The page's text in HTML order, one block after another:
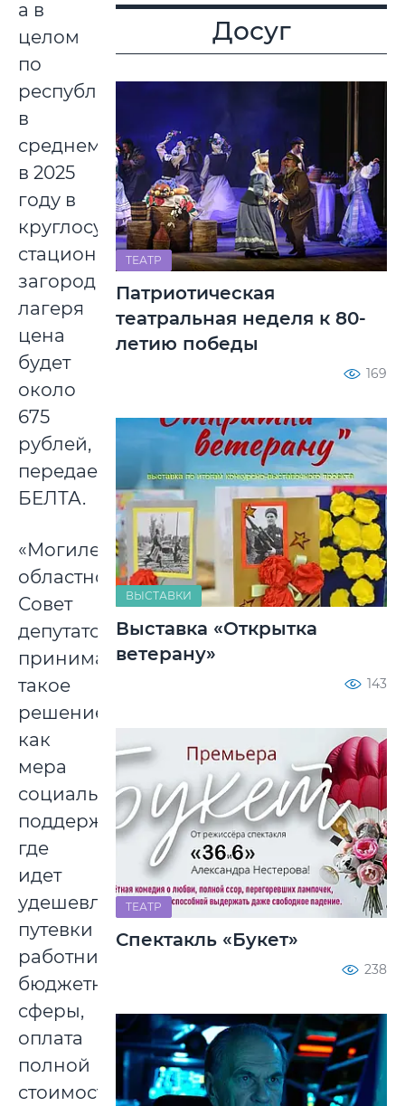
а в
целом
по
республике
в
среднем
в 2025
году в
круглосуточные,
стационарные,
загородные
лагеря
цена
будет
около
675
рублей,
передает
БЕЛТА.
«Могилевский
областной
Совет
депутатов
принимает
такое
решение,
как
мера
социальной
поддержки,
где
идет
удешевление
путевки
работникам
бюджетной
сферы,
оплата
полной
стоимости
Досуг
ТЕАТР
Патриотическая
театральная неделя к 80-
летию победы
169
ВЫСТАВКИ
Выставка «Открытка
ветерану»
143
ТЕАТР
Спектакль «Букет»
238